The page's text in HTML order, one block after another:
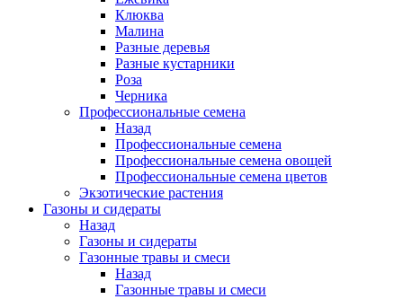
Клюква
Малина
Разные деревья
Разные кустарники
Роза
Черника
Профессиональные семена
Назад
Профессиональные семена
Профессиональные семена овощей
Профессиональные семена цветов
Экзотические растения
Газоны и сидераты
Назад
Газоны и сидераты
Газонные травы и смеси
Назад
Газонные травы и смеси